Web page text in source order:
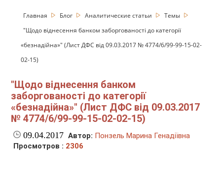
Главная Блог Аналитические статьи
Темы
"Щодо віднесення банком заборгованості до категорії
«безнадійна»" (Лист ДФС від 09.03.2017 № 4774/6/99-99-15-02-
02-15)
"Щодо віднесення банком
заборгованості до категорії
«безнадійна»" (Лист ДФС від 09.03.2017
№ 4774/6/99-99-15-02-02-15)
09.04.2017 Автор: Понзель Марина Генадіївна
Просмотров : 2306